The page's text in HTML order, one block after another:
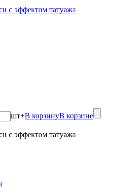
с эффектом татуажа
шт+В корзинуВ корзине
с эффектом татуажа